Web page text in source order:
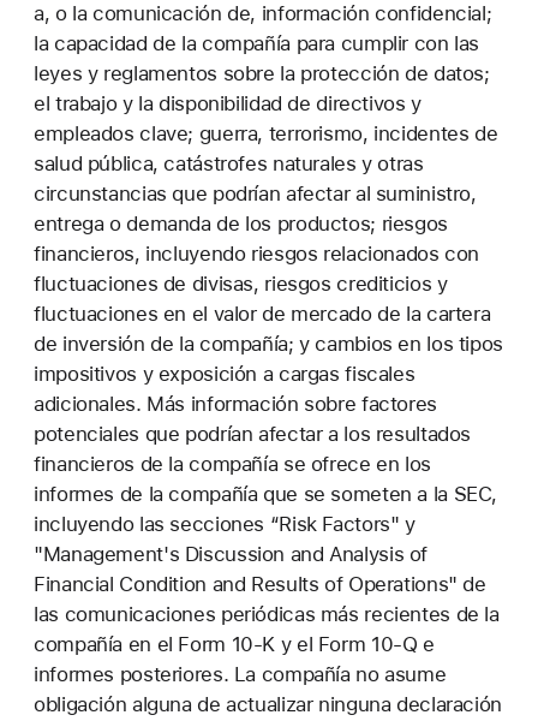
a, o la comunicación de, información confidencial;
la capacidad de la compañía para cumplir con las
leyes y reglamentos sobre la protección de datos;
el trabajo y la disponibilidad de directivos y
empleados clave; guerra, terrorismo, incidentes de
salud pública, catástrofes naturales y otras
circunstancias que podrían afectar al suministro,
entrega o demanda de los productos; riesgos
financieros, incluyendo riesgos relacionados con
fluctuaciones de divisas, riesgos crediticios y
fluctuaciones en el valor de mercado de la cartera
de inversión de la compañía; y cambios en los tipos
impositivos y exposición a cargas fiscales
adicionales. Más información sobre factores
potenciales que podrían afectar a los resultados
financieros de la compañía se ofrece en los
informes de la compañía que se someten a la SEC,
incluyendo las secciones “Risk Factors" y
"Management's Discussion and Analysis of
Financial Condition and Results of Operations" de
las comunicaciones periódicas más recientes de la
compañía en el Form 10-K y el Form 10-Q e
informes posteriores. La compañía no asume
obligación alguna de actualizar ninguna declaración